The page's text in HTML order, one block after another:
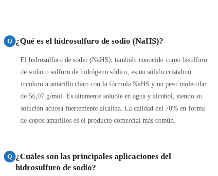
Q ¿Qué es el hidrosulfuro de sodio (NaHS)?
El hidrosulfuro de sodio (NaHS), también conocido como bisulfuro
de sodio o sulfuro de hidrógeno sódico, es un sólido cristalino
incoloro a amarillo claro con la fórmula NaHS y un peso molecular
de 56,07 g/mol. Es altamente soluble en agua y alcohol, siendo su
solución acuosa fuertemente alcalina. La calidad del 70% en forma
de copos amarillos es el producto comercial más común.
Q ¿Cuáles son las principales aplicaciones del
hidrosulfuro de sodio?